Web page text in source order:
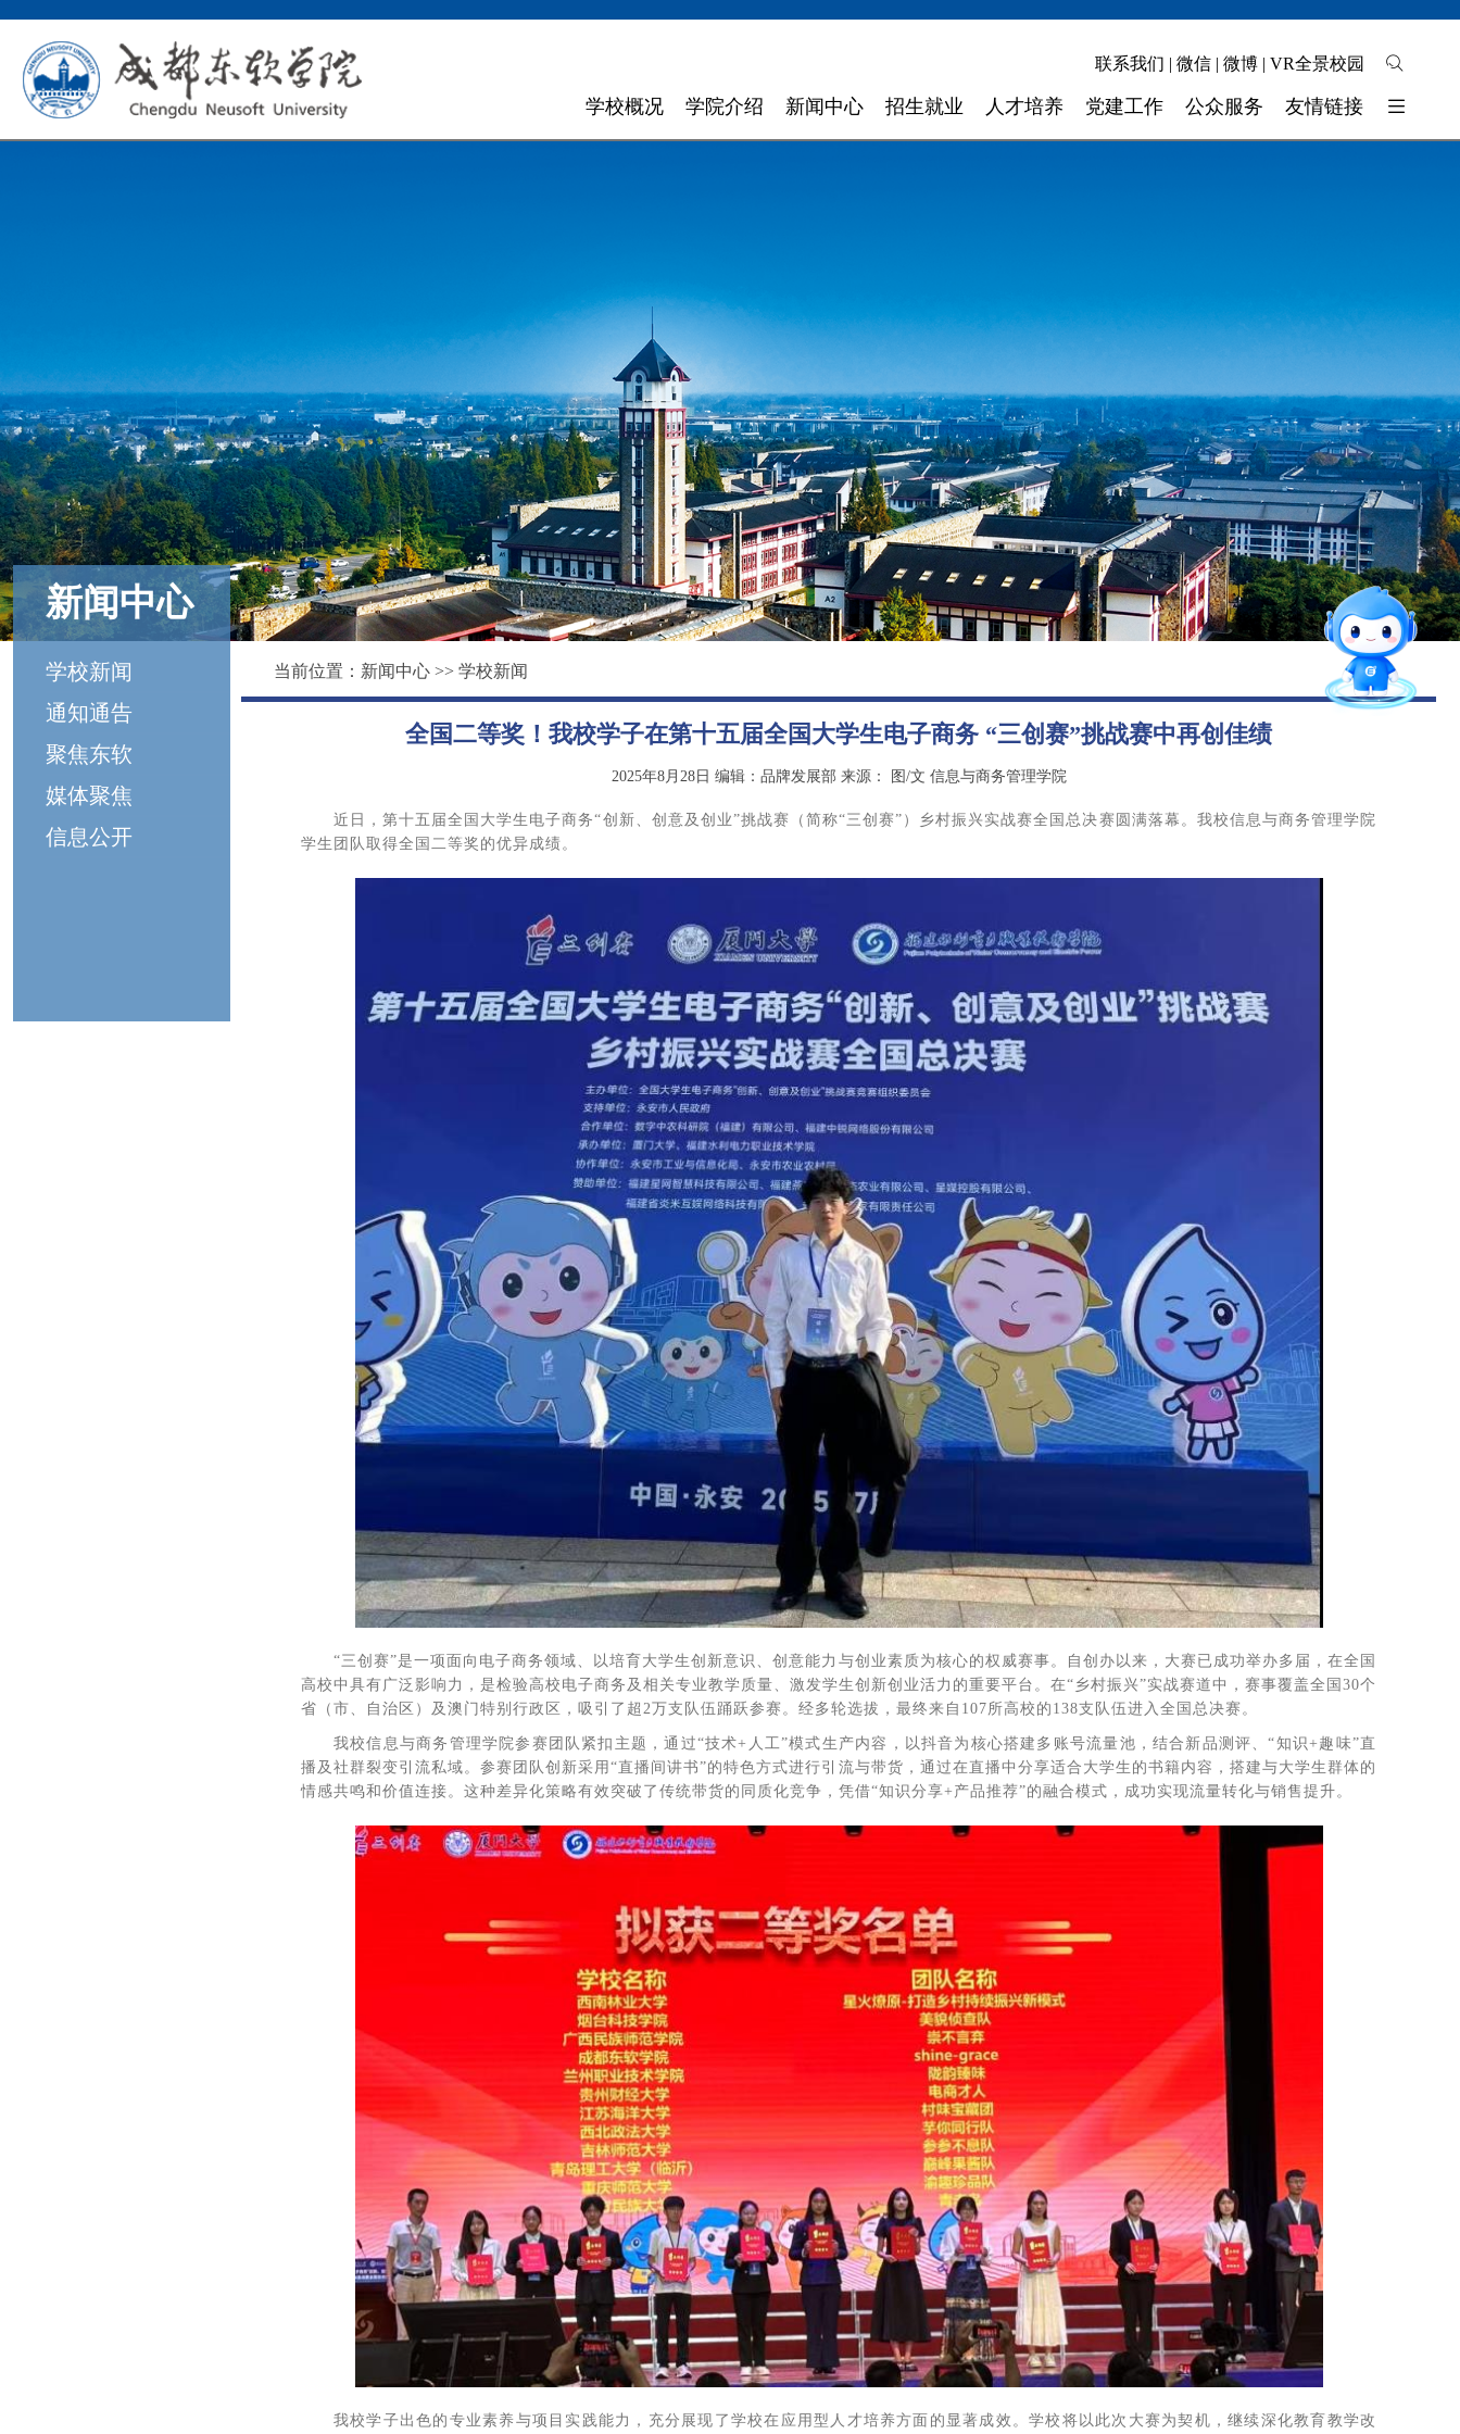
联系我们 | 微信 | 微博 | VR全景校园
学校概况
组织机构
理念特色
大 事 记
领导关怀
校园环境
影像东软
大学精神
学院介绍
数字艺术与设计学院
外国语学院
健康医疗科技学院
数智应用技术学院
国际教育学院
数据科学与基础学院
马克思主义学院
继续教育（培训）学院
新闻中心
媒体聚焦
招生就业 人才培养
校 团 委
师资力量
奖助学金
图书馆
后勤保障
党建工作 公众服务
联系我们
友情链接
四川省高校网络理政平台
新闻中心
学校新闻
通知通告
聚焦东软
媒体聚焦
信息公开
当前位置： 新闻中心 >> 学校新闻
全国二等奖！我校学子在第十五届全国大学生电子商务 “三创赛”挑战赛中再创佳绩
2025年8月28日 编辑：品牌发展部 来源： 图/文 信息与商务管理学院
近日，第十五届全国大学生电子商务“创新、创意及创业”挑战赛（简称“三创赛”）乡村振兴实战赛全国总决赛圆满落幕。我校信息与商务管理学院
学生团队取得全国二等奖的优异成绩。
“三创赛”是一项面向电子商务领域、以培育大学生创新意识、创意能力与创业素质为核心的权威赛事。自创办以来，大赛已成功举办多届，在全国
高校中具有广泛影响力，是检验高校电子商务及相关专业教学质量、激发学生创新创业活力的重要平台。在“乡村振兴”实战赛道中，赛事覆盖全国30个
省（市、自治区）及澳门特别行政区，吸引了超2万支队伍踊跃参赛。经多轮选拔，最终来自107所高校的138支队伍进入全国总决赛。
我校信息与商务管理学院参赛团队紧扣主题，通过“技术+人工”模式生产内容，以抖音为核心搭建多账号流量池，结合新品测评、“知识+趣味”直
播及社群裂变引流私域。参赛团队创新采用“直播间讲书”的特色方式进行引流与带货，通过在直播中分享适合大学生的书籍内容，搭建与大学生群体的
情感共鸣和价值连接。这种差异化策略有效突破了传统带货的同质化竞争，凭借“知识分享+产品推荐”的融合模式，成功实现流量转化与销售提升。
我校学子出色的专业素养与项目实践能力，充分展现了学校在应用型人才培养方面的显著成效。学校将以此次大赛为契机，继续深化教育教学改
智能问答
留言板
招就官微
报考指南